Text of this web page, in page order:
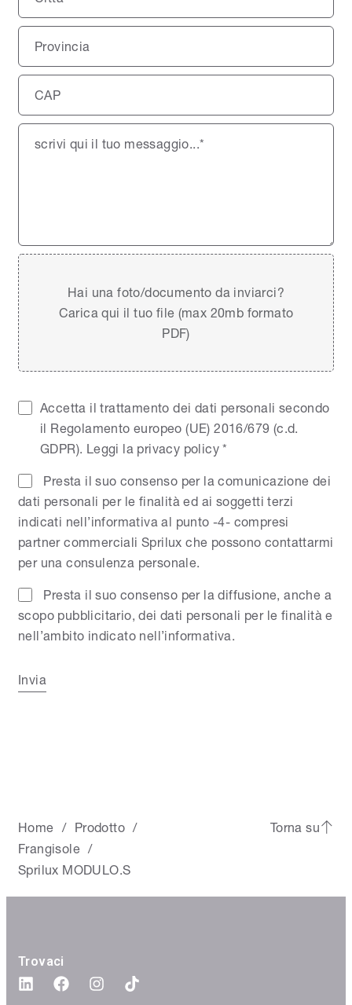
Hai una foto/documento da inviarci?
Carica qui il tuo file (max 20mb formato
PDF)
Accetta il trattamento dei dati personali secondo
il Regolamento europeo (UE) 2016/679 (c.d.
GDPR). Leggi la privacy policy*
Presta il suo consenso per la comunicazione dei
dati personali per le finalità ed ai soggetti terzi
indicati nell’informativa al punto -4- compresi
partner commerciali Sprilux che possono contattarmi
per una consulenza personale.
Presta il suo consenso per la diffusione, anche a
scopo pubblicitario, dei dati personali per le finalità e
nell’ambito indicato nell’informativa.
Invia
Home / Prodotto /
Frangisole /
Sprilux MODULO.S
Torna su
Trovaci